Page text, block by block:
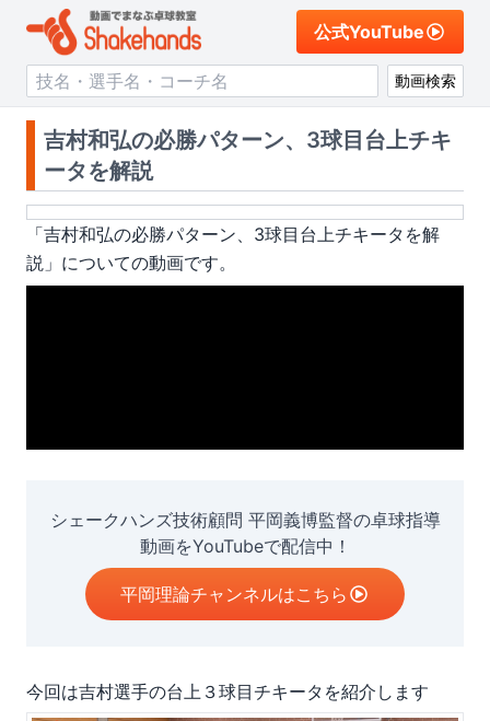
公式YouTube
動画検索
吉村和弘の必勝パターン、3球目台上チキ
ータを解説
「吉村和弘の必勝パターン、3球目台上チキータを解
説 」についての動画です。
シェークハンズ技術顧問 平岡義博監督の卓球指導
動画をYouTubeで配信中！
平岡理論チャンネルはこちら
今回は吉村選手の台上３球目チキータを紹介します